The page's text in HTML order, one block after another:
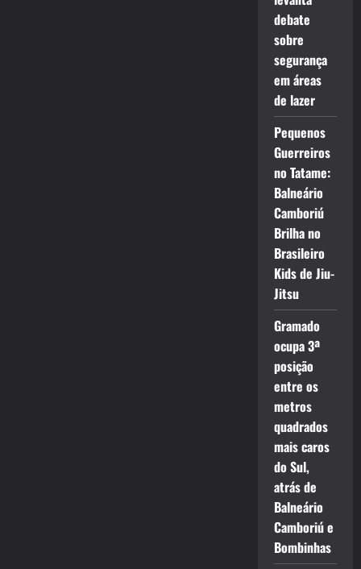
debate
sobre
segurança
em áreas
de lazer
Pequenos
Guerreiros
no Tatame:
Balneário
Camboriú
Brilha no
Brasileiro
Kids de Jiu-
Jitsu
Gramado
ocupa 3ª
posição
entre os
metros
quadrados
mais caros
do Sul,
atrás de
Balneário
Camboriú e
Bombinhas